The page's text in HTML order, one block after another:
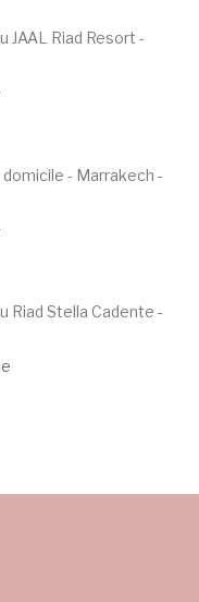
JAAL Riad Resort -
- Marrakech -
Riad Stella Cadente -